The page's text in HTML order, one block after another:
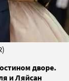
дворе.
и Ляйсан